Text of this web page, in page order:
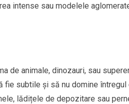
intense sau modelele
de animale, dinozauri, sau
subtile și să nu domine
lădițele de depozitare sau